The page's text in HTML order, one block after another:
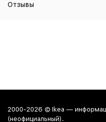
Отзывы
2000-2026 © Ikea —
(неофициальный).